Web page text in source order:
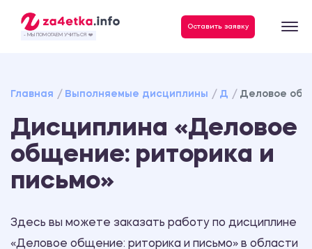
- МЫ ПОМОГАЕМ УЧИТЬСЯ ❤️
Оставить заявку
Главная Выполняемые дисциплины Д Деловое
Дисциплина «Деловое
общение: риторика и
письмо»
Здесь вы можете заказать работу по дисциплине
«Деловое общение: риторика и письмо» в области